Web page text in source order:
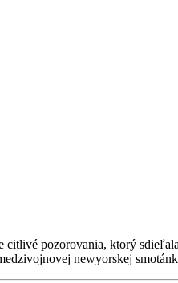
pozorovania, ktorý
newyorskej